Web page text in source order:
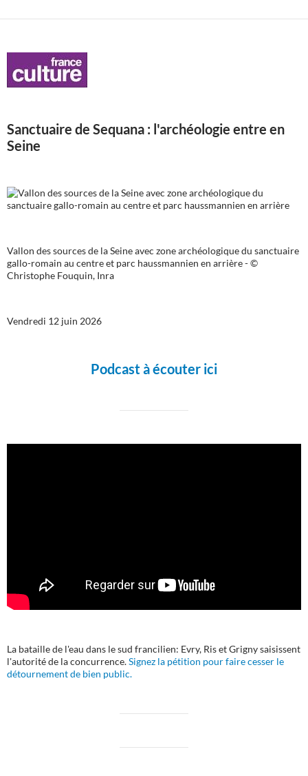
Sanctuaire de Sequana : l'archéologie entre en
Seine
Vallon des sources de la Seine avec zone archéologique du sanctuaire
gallo-romain au centre et parc haussmannien en arrière - ©
Christophe Fouquin, Inra
Vendredi 12 juin 2026
Podcast à écouter ici
La bataille de l'eau dans le sud francilien: Evry, Ris et Grigny saisissent
l'autorité de la concurrence.Signez la pétition pour faire cesser le
détournement de bien public.